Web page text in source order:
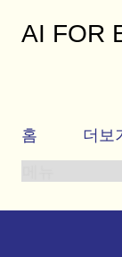
AI FOR
홈
더보